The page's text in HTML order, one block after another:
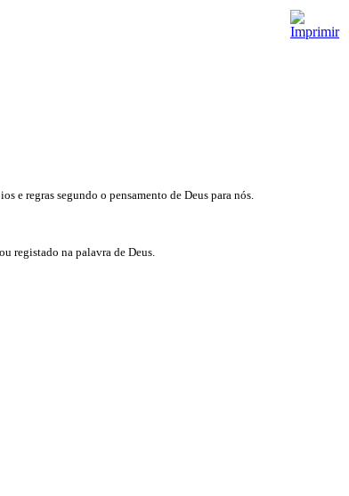
e regras segundo o pensamento de Deus para nós.
registado na palavra de Deus.